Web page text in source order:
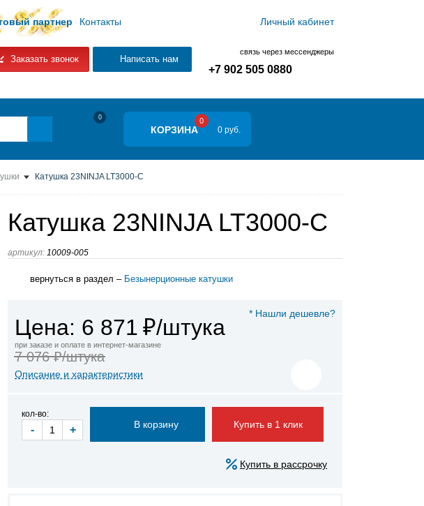
партнер Контакты Личный кабинет
Заказать звонок Написать нам
связь через мессенджеры
+7 902 505 0880
0
КОРЗИНА
0
0 руб.
Катушка 23NINJA LT3000-C
Катушка 23NINJA LT3000-C
артикул: 10009-005
вернуться в раздел – Безынерционные катушки
* Нашли дешевле?
Цена: 6 871 ₽/штука
при заказе и оплате в интернет-магазине
7 076 ₽/штука
Описание и характеристики
кол-во:
- + Купить в 1 клик
Купить в рассрочку